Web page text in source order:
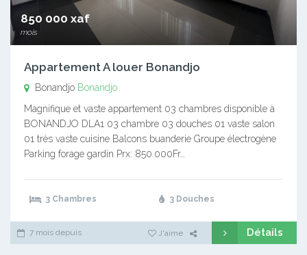
850 000 xaf
mois
Appartement A louer Bonandjo
Bonandjo Bonandjo
Magnifique et vaste appartement 03 chambres disponible à
BONANDJO DLA1 03 chambre 03 douches 01 vaste salon
01 très vaste cuisine Balcons buanderie Groupe électrogène
Parking forage gardin Prx: 850.000Fr…
3 Chambres 3 Douches
7 mois depuis J'aime Détails